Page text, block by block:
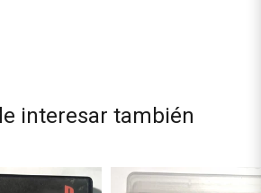
interesar también